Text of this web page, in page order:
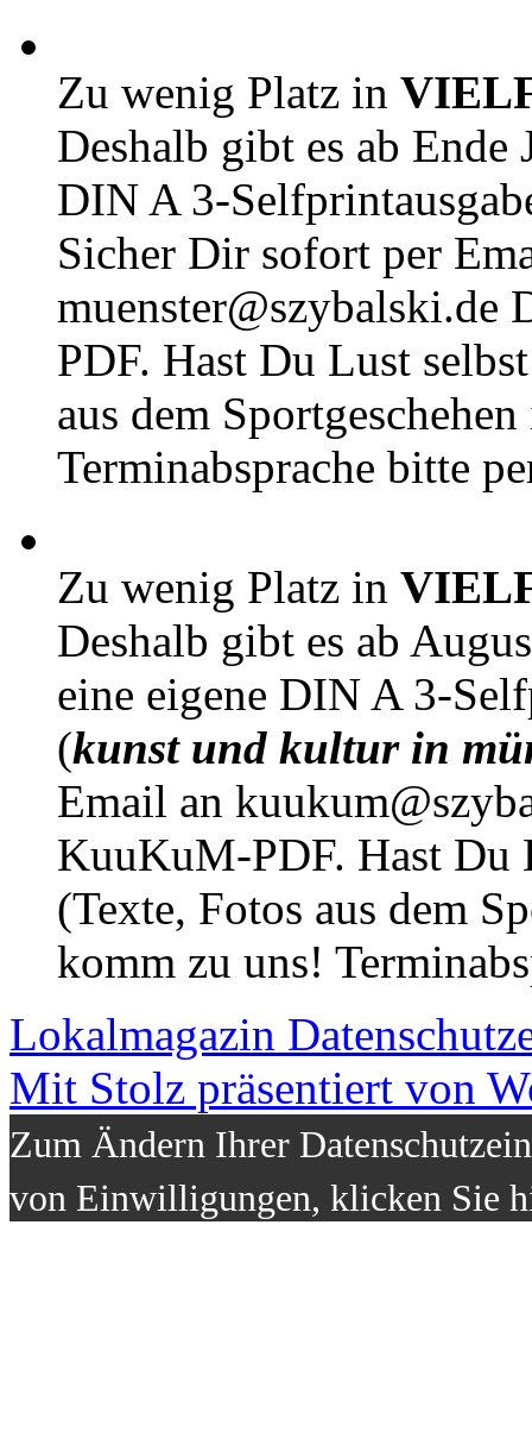
Zu wenig Platz in
Deshalb gibt es ab Ende
DIN A 3-
Sicher Dir sofort per
muenster@szybalski.de
PDF. Hast Du Lust
aus dem
Terminabsprache bitte
Zu wenig Platz in
Deshalb gibt es ab
eine eigene DIN A 3-
(kunst und kultur in
Email an
KuuKuM-PDF. Hast Du
(Texte, Fotos aus dem
komm zu uns!
Lokalmagazin
Mit Stolz präsentiert von
Zum Ändern Ihrer
von Einwilligungen, klicken Sie